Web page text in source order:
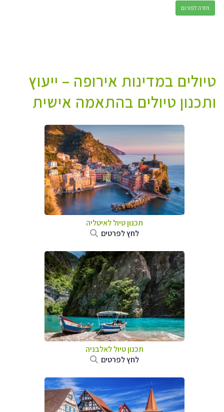
חזרה לפורום
טיולים במדינות אירופה – ייעוץ
ותכנון טיולים בהתאמה אישית
תכנון טיול לאיטליה
לחץ לפרטים
תכנון טיול לאלבניה
לחץ לפרטים